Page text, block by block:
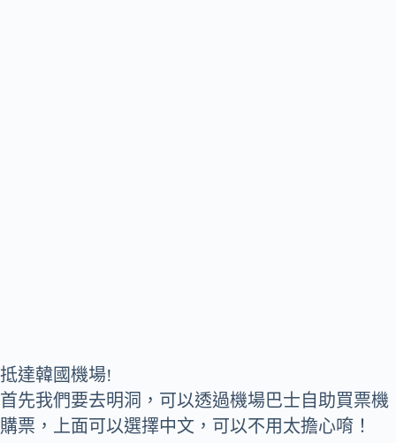
抵達韓國機場!
首先我們要去明洞，可以透過機場巴士自助買票機
購票，上面可以選擇中文，可以不用太擔心唷！